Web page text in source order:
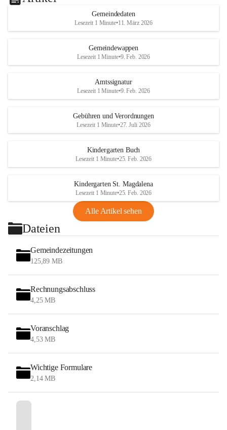
Gemeindedaten
Lesezeit 1 Minute•11. März 2026
Gemeindewappen
Lesezeit 1 Minute•9. Feb. 2026
Amtssignatur
Lesezeit 1 Minute•9. Feb. 2026
Gebühren und Verordnungen
Lesezeit 1 Minute•27. Juli 2026
Kindergarten Buch
Lesezeit 1 Minute•25. Feb. 2026
Kindergarten St. Magdalena
Lesezeit 1 Minute•25. Feb. 2026
Alle Artikel sehen
Dateien
Gemeindezeitungen
125,89 MB
Rechnungsabschluss
4,25 MB
Voranschlag
4,53 MB
Wichtige Formulare
2,14 MB